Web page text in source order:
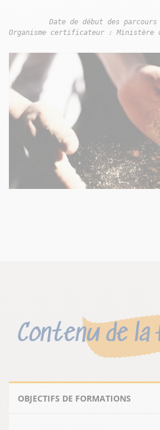
Date de début des
Organisme certificateur : Ministère
Contenu de la
OBJECTIFS DE FORMATIONS